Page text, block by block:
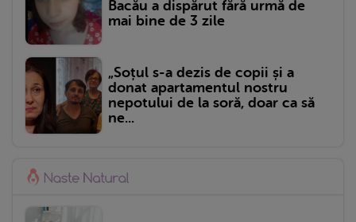
Bacău a dispărut fără urmă de
mai bine de 3 zile
„Soțul s-a dezis de copii și a
donat apartamentul nostru
nepotului de la soră, doar ca să
ne...